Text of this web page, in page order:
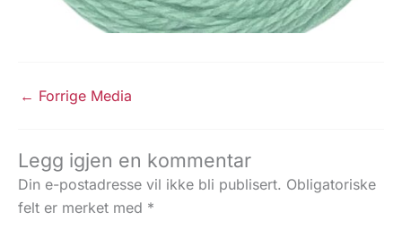
← Forrige Media
Legg igjen en kommentar
Din e-postadresse vil ikke bli publisert. Obligatoriske
felt er merket med *